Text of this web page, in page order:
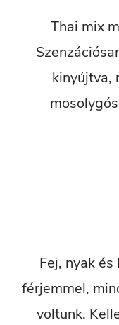
Thai mix
kinyújtva,
Fej, nyak
férjemmel,
voltunk.